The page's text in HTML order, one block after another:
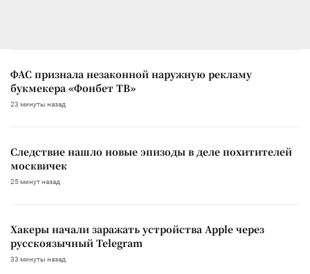
ФАС признала незаконной наружную рекламу
букмекера «Фонбет ТВ»
23 минуты назад
Следствие нашло новые эпизоды в деле похитителей
москвичек
25 минут назад
Хакеры начали заражать устройства Apple через
русскоязычный Telegram
33 минуты назад